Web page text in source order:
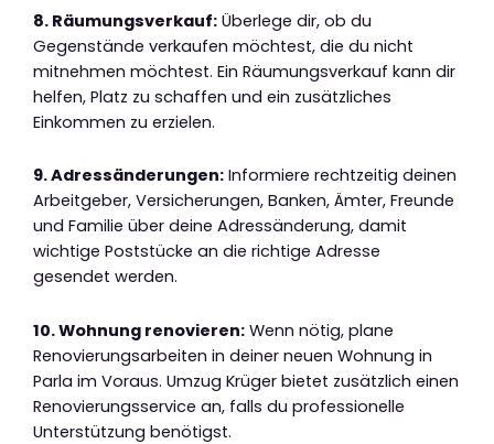
8. Räumungsverkauf: Überlege dir, ob du
Gegenstände verkaufen möchtest, die du nicht
mitnehmen möchtest. Ein Räumungsverkauf kann dir
helfen, Platz zu schaffen und ein zusätzliches
Einkommen zu erzielen.
9. Adressänderungen: Informiere rechtzeitig deinen
Arbeitgeber, Versicherungen, Banken, Ämter, Freunde
und Familie über deine Adressänderung, damit
wichtige Poststücke an die richtige Adresse
gesendet werden.
10. Wohnung renovieren: Wenn nötig, plane
Renovierungsarbeiten in deiner neuen Wohnung in
Parla im Voraus. Umzug Krüger bietet zusätzlich einen
Renovierungsservice an, falls du professionelle
Unterstützung benötigst.